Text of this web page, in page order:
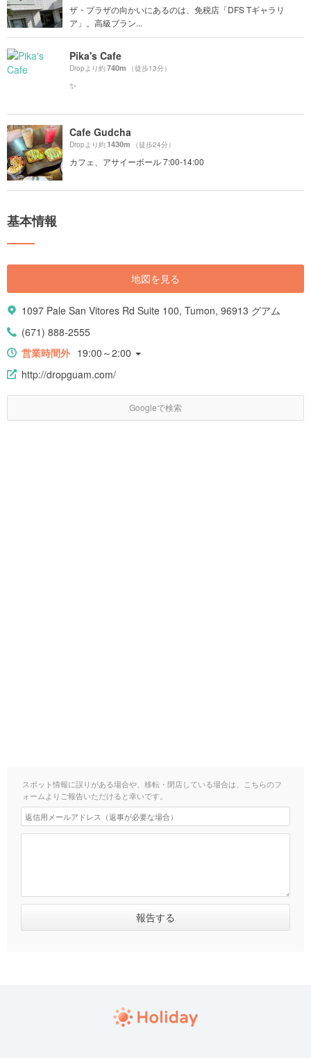
ザ・プラザの向かいにあるのは、免税店「DFS Tギャラリ
ア」。高級ブラン...
Pika's Cafe
Dropより約740m （徒歩13分）
✨
Cafe Gudcha
Dropより約1430m （徒歩24分）
カフェ、アサイーボール 7:00-14:00
基本情報
地図を見る
1097 Pale San Vitores Rd Suite 100, Tumon, 96913 グアム
(671) 888-2555
営業時間外 19:00～2:00
http://dropguam.com/
Googleで検索
スポット情報に誤りがある場合や、移転・閉店している場合は、こちらのフ
ォームよりご報告いただけると幸いです。